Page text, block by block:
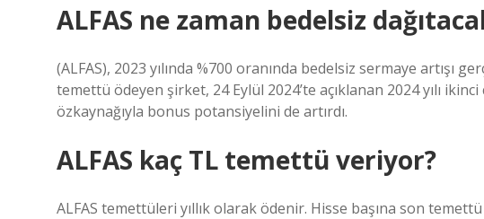
ALFAS ne zaman bedelsiz
(ALFAS), 2023 yılında %700 oranında bedelsiz sermaye artışı
temettü ödeyen şirket, 24 Eylül 2024’te açıklanan 2024 yılı
özkaynağıyla bonus potansiyelini de artırdı.
ALFAS kaç TL temettü veriyor?
ALFAS temettüleri yıllık olarak ödenir. Hisse başına son